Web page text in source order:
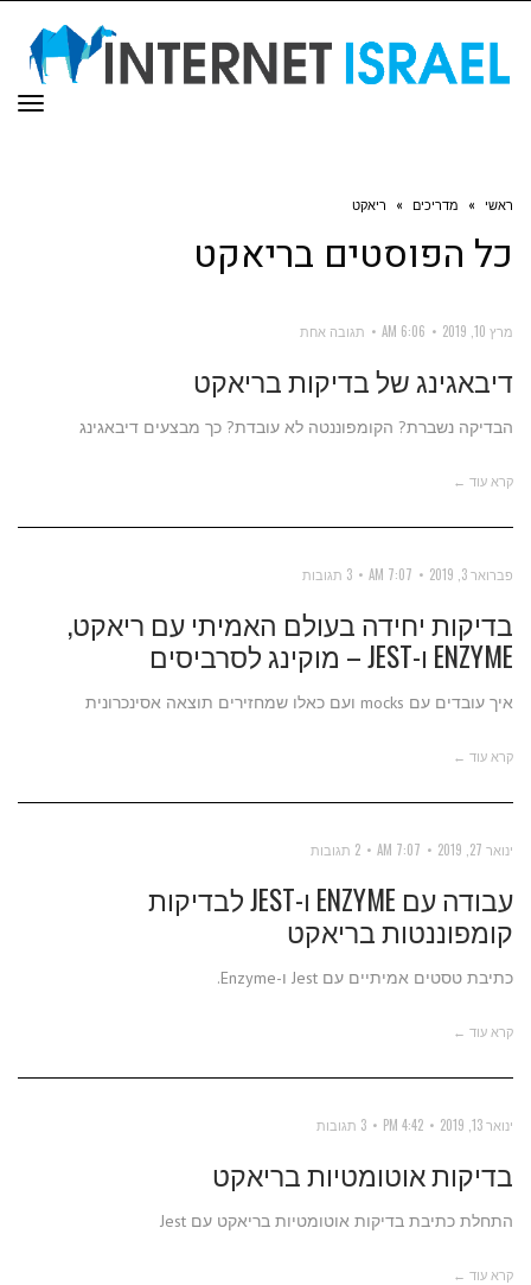
ראשי » מדריכים » ריאקט
כל הפוסטים בריאקט
מרץ 10, 2019 6:06 AM תגובה אחת
דיבאגינג של בדיקות בריאקט
הבדיקה נשברת? הקומפוננטה לא עובדת? כך מבצעים דיבאגינג
קרא עוד ←
פברואר 3, 2019 7:07 AM 3 תגובות
בדיקות יחידה בעולם האמיתי עם ריאקט,
ENZYME ו-JEST – מוקינג לסרביסים
איך עובדים עם mocks ועם כאלו שמחזירים תוצאה אסינכרונית
קרא עוד ←
ינואר 27, 2019 7:07 AM 2 תגובות
עבודה עם ENZYME ו-JEST לבדיקות
קומפוננטות בריאקט
כתיבת טסטים אמיתיים עם Jest ו-Enzyme.
קרא עוד ←
ינואר 13, 2019 4:42 PM 3 תגובות
בדיקות אוטומטיות בריאקט
התחלת כתיבת בדיקות אוטומטיות בריאקט עם Jest
קרא עוד ←